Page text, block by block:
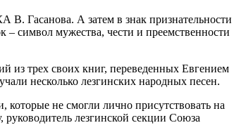
В. Гасанова. А затем в знак признательности
символ мужества, чести и преемственности
из трех своих книг, переведенных Евгением
несколько лезгинских народных песен.
не смогли лично присутствовать на
лезгинской секции Союза